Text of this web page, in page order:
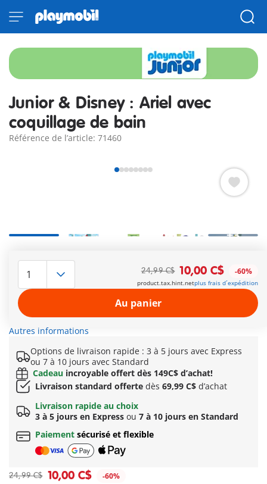
Junior & Disney : Ariel avec
coquillage de bain
Référence de l’article: 71460
+3
invite votre enfant à s'amuser dans le bain. Votre enfant est-il
passionné par les sirènes et le monde sous-marin ? Alors ce
set est le choix idéal. La douche se fixe rapidement au rebord
de la baignoire grâce à une ventouse. Qui prendra sa douche
aujourd'hui ? Versez de l'eau dans le coquillage à l'aide de la
tasse, et que la fête commence !
Autres informations
Options de livraison rapide : 3 à 5 jours avec Express
ou 7 à 10 jours avec Standard
Cadeau incroyable offert dès 149C$ d’achat!
Livraison standard offerte dès 69,99 C$ d’achat
Livraison rapide au choix
3 à 5 jours en Express ou 7 à 10 jours en Standard
Paiement sécurisé et flexible
24,99 C$ 10,00 C$ -60%
24,99 C$ 10,00 C$ -60%
product.tax.hint.netplus frais d´expédition
Au panier